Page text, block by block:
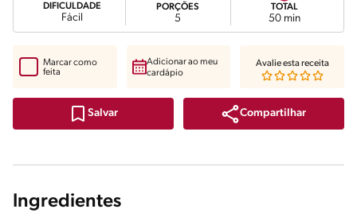
DIFICULDADE
Fácil
PORÇÕES
5
TOTAL
50 min
Salvar Compartilhar
Marcar como
feita
Adicionar ao meu
cardápio
Avalie esta receita
Ingredientes